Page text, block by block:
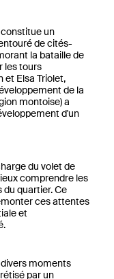
un
de cités-
la bataille de
les tours
et Elsa Triolet,
de la
montoise) a
d'un
du volet de
comprendre les
du quartier. Ce
ces attentes
et
moments
par un